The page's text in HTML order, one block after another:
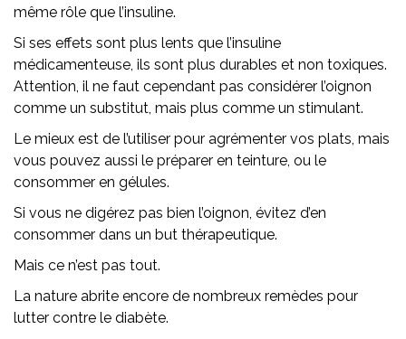
même rôle que l’insuline.
Si ses effets sont plus lents que l’insuline
médicamenteuse, ils sont plus durables et non toxiques.
Attention, il ne faut cependant pas considérer l’oignon
comme un substitut, mais plus comme un stimulant.
Le mieux est de l’utiliser pour agrémenter vos plats, mais
vous pouvez aussi le préparer en teinture, ou le
consommer en gélules.
Si vous ne digérez pas bien l’oignon, évitez d’en
consommer dans un but thérapeutique.
Mais ce n’est pas tout.
La nature abrite encore de nombreux remèdes pour
lutter contre le diabète.